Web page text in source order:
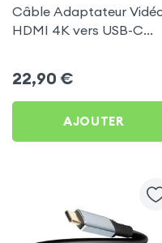
Câble Adaptateur
HDMI 4K vers USB-C
22,90 €
AJOUTER